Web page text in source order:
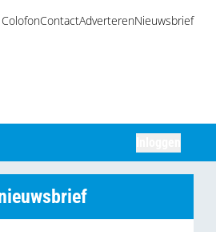
ColofonContactAdverterenNieuwsbrief